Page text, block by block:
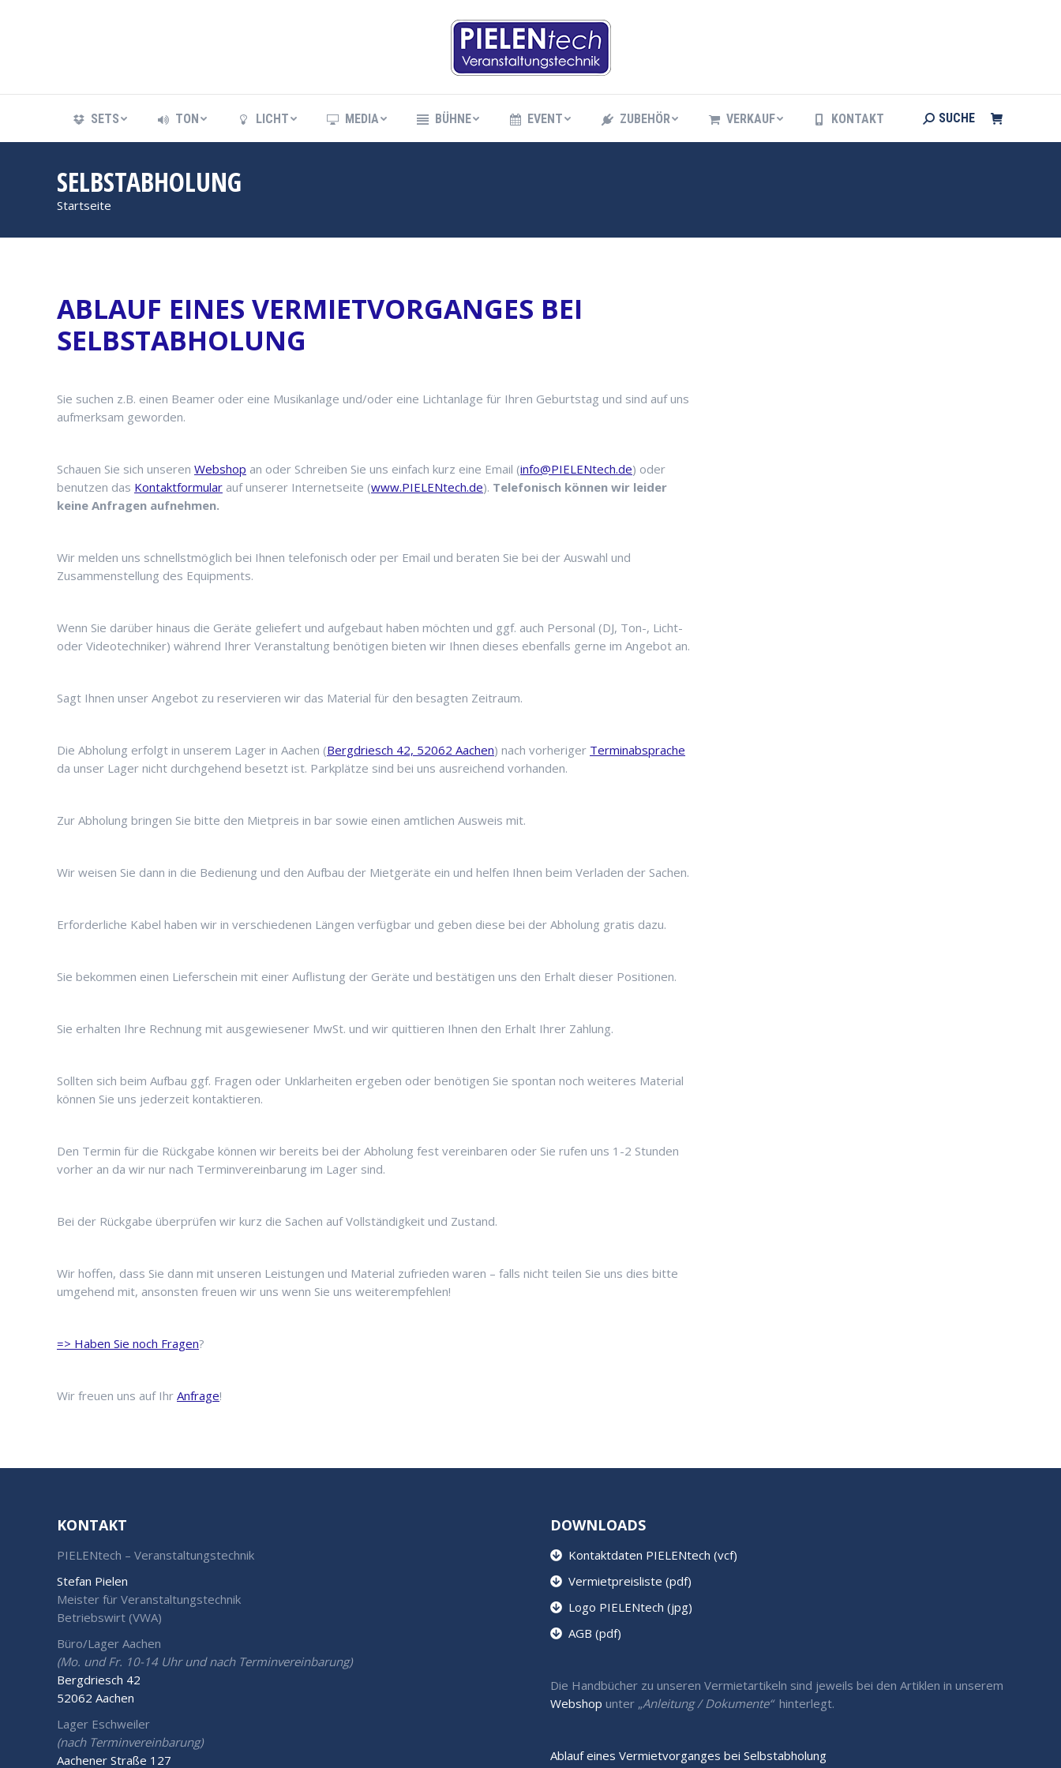
SETS TON LICHT MEDIA BÜHNE EVENT ZUBEHÖR VERKAUF KONTAKT Search:
SUCHE
SELBSTABHOLUNG
Sie befinden sich hier:
Startseite
ABLAUF EINES VERMIETVORGANGES BEI
SELBSTABHOLUNG
Sie suchen z.B. einen Beamer oder eine Musikanlage und/oder eine Lichtanlage für Ihren Geburtstag und sind auf uns
aufmerksam geworden.
Schauen Sie sich unseren Webshop an oder Schreiben Sie uns einfach kurz eine Email (info@PIELENtech.de) oder
benutzen das Kontaktformular auf unserer Internetseite (www.PIELENtech.de). Telefonisch können wir leider
keine Anfragen aufnehmen.
Wir melden uns schnellstmöglich bei Ihnen telefonisch oder per Email und beraten Sie bei der Auswahl und
Zusammenstellung des Equipments.
Wenn Sie darüber hinaus die Geräte geliefert und aufgebaut haben möchten und ggf. auch Personal (DJ, Ton-, Licht-
oder Videotechniker) während Ihrer Veranstaltung benötigen bieten wir Ihnen dieses ebenfalls gerne im Angebot an.
Sagt Ihnen unser Angebot zu reservieren wir das Material für den besagten Zeitraum.
Die Abholung erfolgt in unserem Lager in Aachen (Bergdriesch 42, 52062 Aachen) nach vorheriger Terminabsprache
da unser Lager nicht durchgehend besetzt ist. Parkplätze sind bei uns ausreichend vorhanden.
Zur Abholung bringen Sie bitte den Mietpreis in bar sowie einen amtlichen Ausweis mit.
Wir weisen Sie dann in die Bedienung und den Aufbau der Mietgeräte ein und helfen Ihnen beim Verladen der Sachen.
Erforderliche Kabel haben wir in verschiedenen Längen verfügbar und geben diese bei der Abholung gratis dazu.
Sie bekommen einen Lieferschein mit einer Auflistung der Geräte und bestätigen uns den Erhalt dieser Positionen.
Sie erhalten Ihre Rechnung mit ausgewiesener MwSt. und wir quittieren Ihnen den Erhalt Ihrer Zahlung.
Sollten sich beim Aufbau ggf. Fragen oder Unklarheiten ergeben oder benötigen Sie spontan noch weiteres Material
können Sie uns jederzeit kontaktieren.
Den Termin für die Rückgabe können wir bereits bei der Abholung fest vereinbaren oder Sie rufen uns 1-2 Stunden
vorher an da wir nur nach Terminvereinbarung im Lager sind.
Bei der Rückgabe überprüfen wir kurz die Sachen auf Vollständigkeit und Zustand.
Wir hoffen, dass Sie dann mit unseren Leistungen und Material zufrieden waren – falls nicht teilen Sie uns dies bitte
umgehend mit, ansonsten freuen wir uns wenn Sie uns weiterempfehlen!
=> Haben Sie noch Fragen?
Wir freuen uns auf Ihr Anfrage!
KONTAKT
PIELENtech – Veranstaltungstechnik
Stefan Pielen
Meister für Veranstaltungstechnik
Betriebswirt (VWA)
Büro/Lager Aachen
(Mo. und Fr. 10-14 Uhr und nach Terminvereinbarung)
Bergdriesch 42
52062 Aachen
Lager Eschweiler
(nach Terminvereinbarung)
Aachener Straße 127
DOWNLOADS
Kontaktdaten PIELENtech (vcf)
Vermietpreisliste (pdf)
Logo PIELENtech (jpg)
AGB (pdf)
Die Handbücher zu unseren Vermietartikeln sind jeweils bei den Artiklen in unserem
Webshop unter „Anleitung / Dokumente“ hinterlegt.
Ablauf eines Vermietvorganges bei Selbstabholung
BÜHNE EVENT